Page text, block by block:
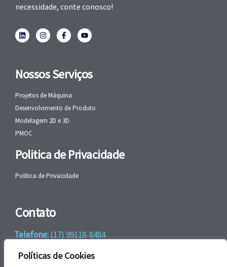
Políticas de Cookies
necessidade, conte conosco!
Nossos Serviços
Projetos de Máquina
Desenvolvimento de Produto
Modelagem 2D e 3D
PMOC
Politica de Privacidade
Politica de Privacidade
Contato
Telefone:(17) 99118-8484
WhatsApp:+55 (17) 99118-8484